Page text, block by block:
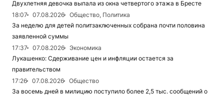
Двухлетняя девочка выпала из окна четвертого этажа в Бресте
18:07
07.08.2026
Общество, Политика
За неделю для детей политзаключенных собрана почти половина
заявленной суммы
17:37
07.08.2026
Экономика
Лукашенко: Сдерживание цен и инфляции остается за
правительством
17:26
07.08.2026
Общество
За восемь дней в милицию поступило более 2,5 тыс. сообщений о